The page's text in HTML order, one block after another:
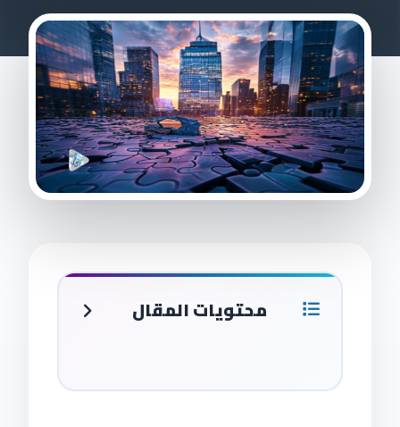
محتويات المقال